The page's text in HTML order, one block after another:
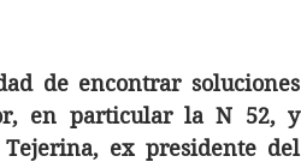
de encontrar soluciones
en particular la N 52, y
ex presidente del